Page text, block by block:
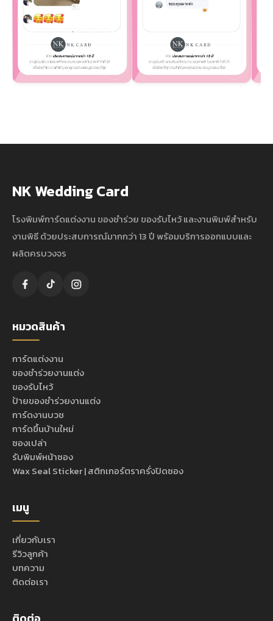
NK Wedding Card
โรงพิมพ์การ์ดแต่งงาน ของชำร่วย ของรับไหว้ และงานพิมพ์สำหรับ
งานพิธี ด้วยประสบการณ์มากกว่า 13 ปี พร้อมบริการออกแบบและ
ผลิตครบวงจร
หมวดสินค้า
การ์ดแต่งงาน
ของชำร่วยงานแต่ง
ของรับไหว้
ป้ายของชำร่วยงานแต่ง
การ์ดงานบวช
การ์ดขึ้นบ้านใหม่
ซองเปล่า
รับพิมพ์หน้าซอง
Wax Seal Sticker | สติกเกอร์ตราครั่งปิดซอง
เมนู
เกี่ยวกับเรา
รีวิวลูกค้า
บทความ
ติดต่อเรา